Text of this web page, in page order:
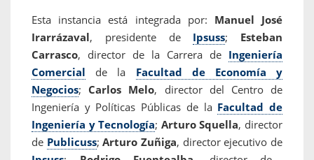
Esta instancia está integrada por: Manuel José
Irarrázaval, presidente de Ipsuss; Esteban
Carrasco, director de la Carrera de Ingeniería
Comercial de la Facultad de Economía y
Negocios; Carlos Melo, director del Centro de
Ingeniería y Políticas Públicas de la Facultad de
Ingeniería y Tecnología; Arturo Squella, director
de Publicuss;Arturo Zuñiga, director ejecutivo de